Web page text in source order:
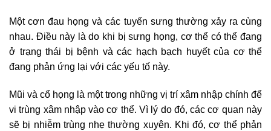
Một cơn đau họng và các tuyến sưng thường xảy ra cùng
nhau. Điều này là do khi bị sưng họng, cơ thể có thể đang
ở trạng thái bị bệnh và các hạch bạch huyết của cơ thể
đang phản ứng lại với các yếu tố này.
Mũi và cổ họng là một trong những vị trí xâm nhập chính để
vi trùng xâm nhập vào cơ thể. Vì lý do đó, các cơ quan này
sẽ bị nhiễm trùng nhẹ thường xuyên. Khi đó, cơ thể phản